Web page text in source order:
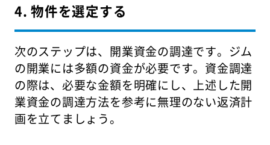
4. 物件を選定する
次のステップは、開業資金の調達です。ジム
の開業には多額の資金が必要です。資金調達
の際は、必要な金額を明確にし、上述した開
業資金の調達方法を参考に無理のない返済計
画を立てましょう。